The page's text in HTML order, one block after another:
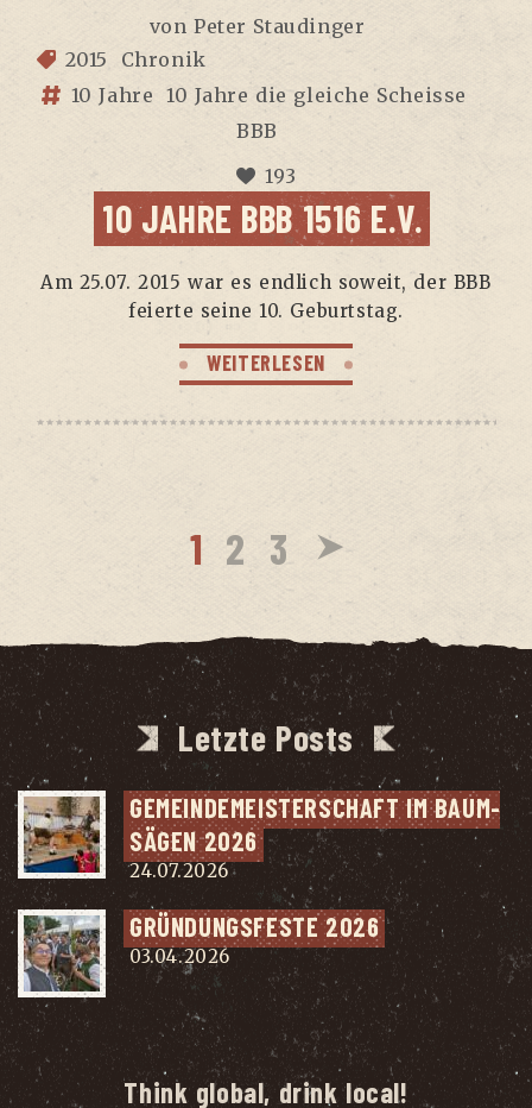
von Peter Staudinger
2015
Chronik
10 Jahre 10 Jahre die gleiche Scheisse
BBB
193
10 JAHRE BBB 1516 E.V.
Am 25.07. 2015 war es end­lich soweit, der BBB
fei­er­te sei­ne 10. Geburtstag.
WEITERLESEN
1 2 3
Letzte Posts
GEMEIN­DE­MEIS­TER­SCHAFT IM BAUM­
SÄ­GEN 2026
24.07.2026
GRÜN­DUNGS­FES­TE 2026
03.04.2026
Think global, drink local!